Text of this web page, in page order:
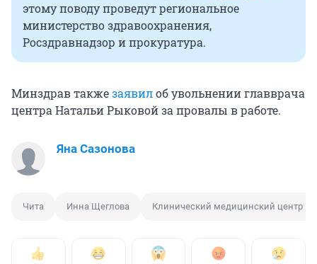
этому поводу проведут региональное
министерство здравоохранения,
Росздравнадзор и прокуратура.
Минздрав такжезаявилоб увольнении главврача
центра Натальи Рыковой за провалы в работе.
Яна Сазонова
Чита Инна Щеглова Клинический медицинский центр